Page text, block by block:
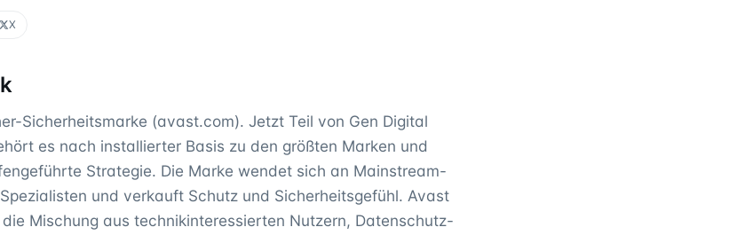
X
Sicherheitsmarke (avast.com). Jetzt Teil von Gen Digital
es nach installierter Basis zu den größten Marken und
Strategie. Die Marke wendet sich an Mainstream-
und verkauft Schutz und Sicherheitsgefühl. Avast
Mischung aus technikinteressierten Nutzern, Datenschutz-